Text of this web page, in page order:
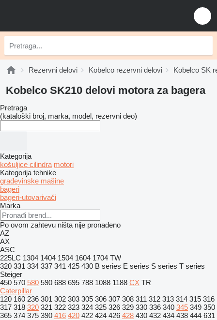
Rezervni delovi Kobelco rezervni delovi Kobelco SK
Kobelco SK210 delovi motora za bagerа
Pretraga
(kataloški broj, marka, model, rezervni deo)
Kategorija
košuljice cilindra motori
Kategorija tehnike
građevinske mašine
bageri
bageri-utovarivači
Marka
Po ovom zahtevu ništa nije pronađeno
AZ
AX
ASC
225LC 1304 1404 1504 1604 1704 TW
320 331 334 337 341 425 430 B series E series S series T series
Steiger
450 570 580 590 688 695 788 1088 1188 CX TR
Caterpillar
120 160 236 301 302 303 305 306 307 308 311 312 313 314 315 316
317 318 320 321 322 323 324 325 326 329 330 336 340 345 349 350
365 374 375 390 416 420 422 424 426 428 430 432 434 438 444 631